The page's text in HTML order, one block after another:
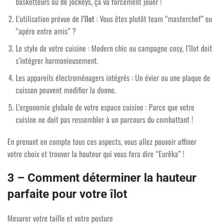
L’utilisation prévue de l‘îlot : Vous êtes plutôt team “masterchef” ou
“apéro entre amis” ?
Le style de votre cuisine : Modern chic ou campagne cosy, l’îlot doit
s’intégrer harmonieusement.
Les appareils électroménagers intégrés : Un évier ou une plaque de
cuisson peuvent modifier la donne.
L’ergonomie globale de votre espace cuisine : Parce que votre
cuisine ne doit pas ressembler à un parcours du combattant !
En prenant en compte tous ces aspects, vous allez pouvoir affiner
votre choix et trouver la hauteur qui vous fera dire “Eurêka” !
3 – Comment déterminer la hauteur
parfaite pour votre îlot
Mesurer votre taille et votre posture